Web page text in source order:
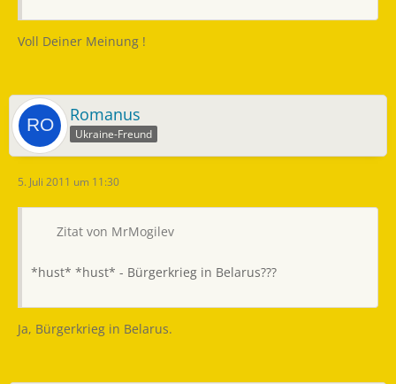
Voll Deiner Meinung !
Romanus
Ukraine-Freund
5. Juli 2011 um 11:30
Zitat von MrMogilev
*hust* *hust* - Bürgerkrieg in Belarus???
Ja, Bürgerkrieg in Belarus.